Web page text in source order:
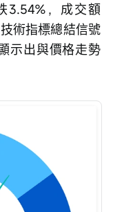
3.54%，成交額
術指標總結信號
示出與價格走勢